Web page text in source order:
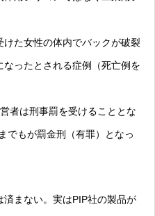
た女性の体内でバックが破裂
ったとされる症例（死亡例を
者は刑事罰を受けることとな
でもが罰金刑（有罪）となっ
まない。実はPIP社の製品が